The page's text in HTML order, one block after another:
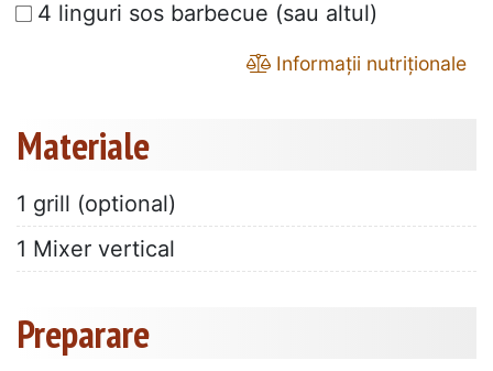
4 linguri sos barbecue (sau altul)
Informații nutriționale
Materiale
1 grill (optional)
1 Mixer vertical
Preparare